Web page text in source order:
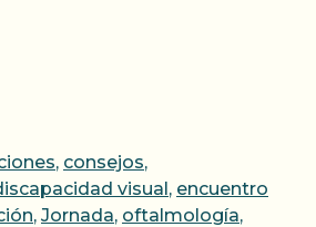
, consejos,
visual, encuentro
, Jornada, oftalmología,